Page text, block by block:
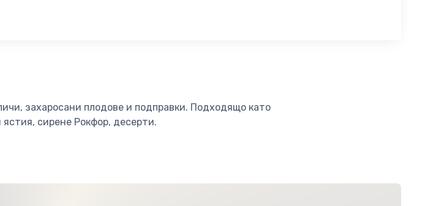
захаросани плодове и подправки. Подходящо като
сирене Рокфор, десерти.